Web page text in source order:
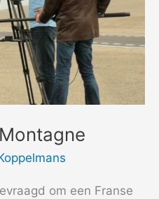
om een Franse